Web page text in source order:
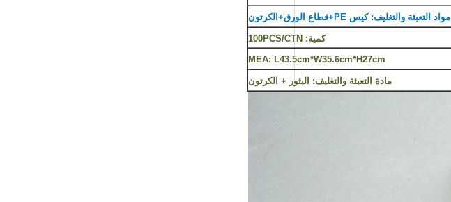
مواد التعبئة والتغليف: كيس PE+قطاع الورق+الكرتون
كمية: 100PCS/CTN
MEA: L43.5cm*W35.6cm*H27cm
مادة التعبئة والتغليف: البثور + الكرتون